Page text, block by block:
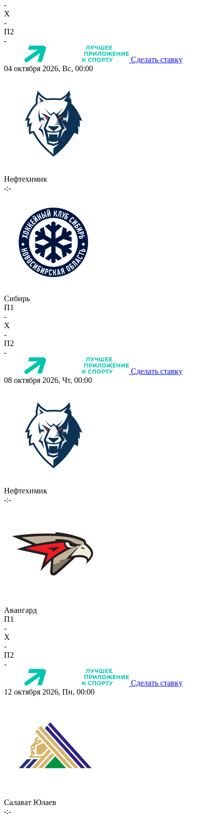
-
X
-
П2
-
Сделать ставку
04 октября 2026, Вс, 00:00
Нефтехимик
-:-
Сибирь
П1
-
X
-
П2
-
Сделать ставку
08 октября 2026, Чт, 00:00
Нефтехимик
-:-
Авангард
П1
-
X
-
П2
-
Сделать ставку
12 октября 2026, Пн, 00:00
Салават Юлаев
-:-